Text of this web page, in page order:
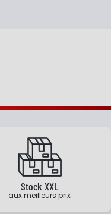
Stock XXL
aux meilleurs prix